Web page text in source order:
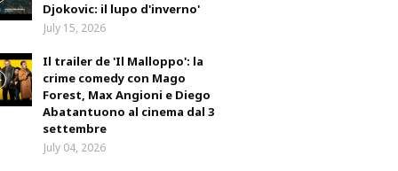
Djokovic: il lupo d'inverno'
July 15, 2026
Il trailer de 'Il Malloppo': la
crime comedy con Mago
Forest, Max Angioni e Diego
Abatantuono al cinema dal 3
settembre
July 04, 2026